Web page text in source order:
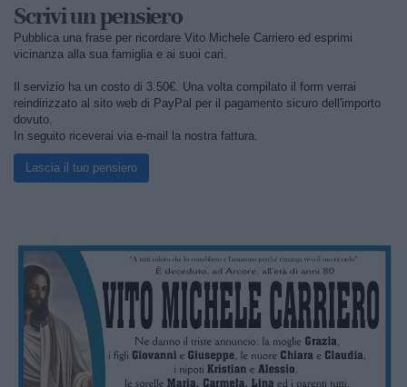
Scrivi un pensiero
Pubblica una frase per ricordare Vito Michele Carriero ed esprimi
vicinanza alla sua famiglia e ai suoi cari.
Il servizio ha un costo di 3.50€. Una volta compilato il form verrai
reindirizzato al sito web di PayPal per il pagamento sicuro dell'importo
dovuto.
In seguito riceverai via e-mail la nostra fattura.
Lascia il tuo pensiero